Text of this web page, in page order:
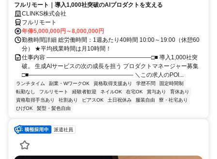
フルリモート｜導入1,000社突破のAIプロダクトを支える
CLINKS株式会社
フルリモート
年俸5,000,000円～8,000,000円
勤務時間詳細 総労働時間：1週あたり40時間 10:00～19:00（休憩60
分） ★平均残業時間は月10時間！
仕事内容 ――――――――――――――――――□■ 導入1,000社突
破。 生成AIサービスの次の成長を担う プロダクトマネージャー募集
□■―――――――――――――――――― ＼この求人のPOI...
ランチタイム 副業・WワークOK 資格取得支援あり 学歴不問
固定時間制
転勤なし
フルリモート 経験者歓迎 ネイルOK 在宅OK 賞与あり
育休あり
資格取得手当あり
社割あり ピアスOK 土日祝休み 服装自由
寮・社宅あり
ひげOK
髪型・髪色自由
派遣社員